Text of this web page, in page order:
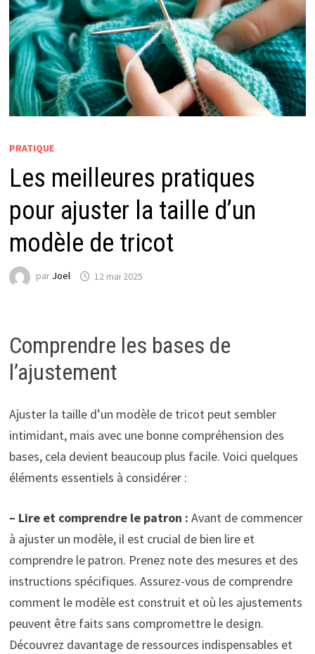
PRATIQUE
Les meilleures pratiques
pour ajuster la taille d’un
modèle de tricot
par Joel 12 mai 2025
Comprendre les bases de
l’ajustement
Ajuster la taille d’un modèle de tricot peut sembler
intimidant, mais avec une bonne compréhension des
bases, cela devient beaucoup plus facile. Voici quelques
éléments essentiels à considérer :
– Lire et comprendre le patron : Avant de commencer
à ajuster un modèle, il est crucial de bien lire et
comprendre le patron. Prenez note des mesures et des
instructions spécifiques. Assurez-vous de comprendre
comment le modèle est construit et où les ajustements
peuvent être faits sans compromettre le design.
Découvrez davantage de ressources indispensables et